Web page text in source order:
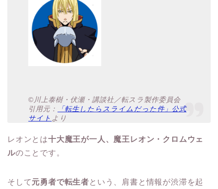
©川上泰樹・伏瀬・講談社／転スラ製作委員会
引用元：
「転生したらスライムだった件」公式
サイト より
レオンとは十大魔王が一人、魔王レオン・クロムウェ
ルのことです。
そして元勇者で転生者 という、肩書と情報が渋滞を起